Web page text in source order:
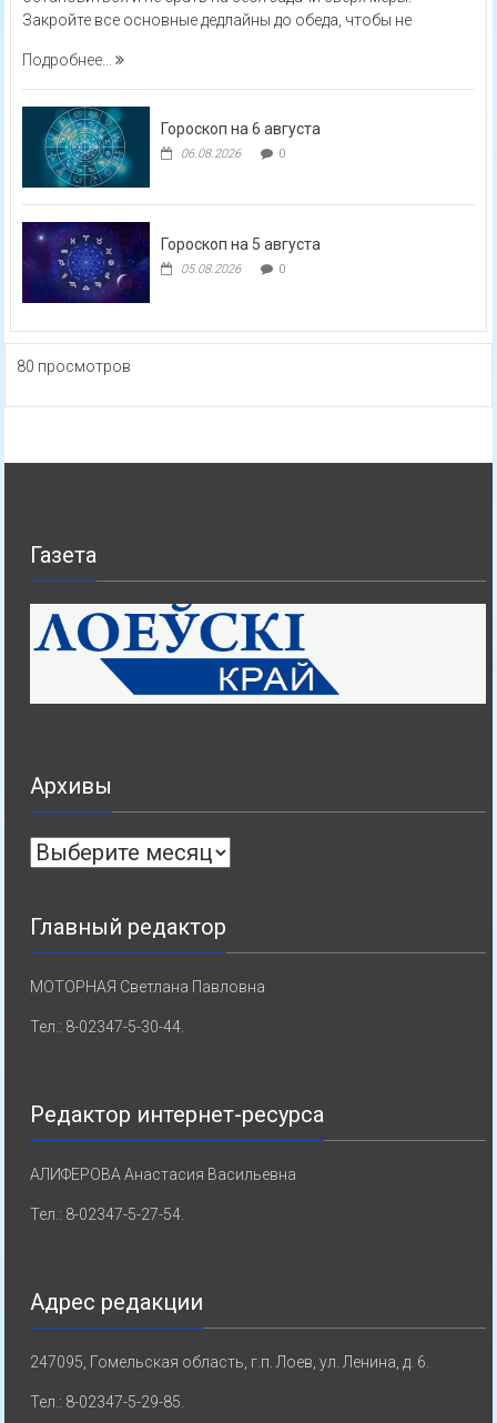
Закройте все основные дедлайны до обеда, чтобы не
Подробнее...
Гороскоп на 6 августа
06.08.2026 0
Гороскоп на 5 августа
05.08.2026 0
80 просмотров
Газета
Архивы
Архивы
Главный редактор
МОТОРНАЯ Светлана Павловна
Тел.: 8-02347-5-30-44.
Редактор интернет-ресурса
АЛИФЕРОВА Анастасия Васильевна
Тел.: 8-02347-5-27-54.
Адрес редакции
247095, Гомельская область, г.п. Лоев, ул. Ленина, д. 6.
Тел.: 8-02347-5-29-85.